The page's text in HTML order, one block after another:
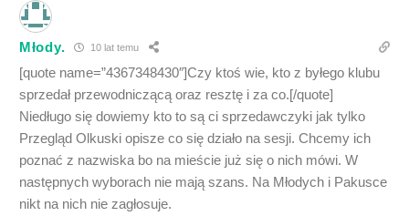
Młody. 10 lat temu
[quote name=”4367348430″]Czy ktoś wie, kto z byłego klubu
sprzedał przewodniczącą oraz resztę i za co.[/quote]
Niedługo się dowiemy kto to są ci sprzedawczyki jak tylko
Przegląd Olkuski opisze co się działo na sesji. Chcemy ich
poznać z nazwiska bo na mieście już się o nich mówi. W
następnych wyborach nie mają szans. Na Młodych i Pakusce
nikt na nich nie zagłosuje.